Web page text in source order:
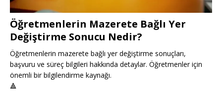
Öğretmenlerin Mazerete Bağlı Yer
Değiştirme Sonucu Nedir?
Öğretmenlerin mazerete bağlı yer değiştirme sonuçları,
başvuru ve süreç bilgileri hakkında detaylar. Öğretmenler için
önemli bir bilgilendirme kaynağı.
🔺